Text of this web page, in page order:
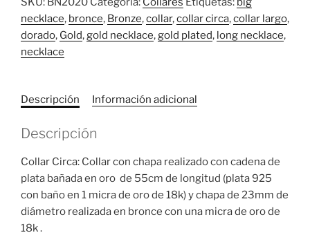
necklace, bronce, Bronze,collar,collar circa,collar largo,
dorado, Gold,gold necklace,gold plated, long necklace,
necklace
Descripción Información adicional
Descripción
Collar Circa: Collar con chapa realizado con cadena de
plata bañada en oro de 55cm de longitud (plata 925
con baño en 1 micra de oro de 18k) y chapa de 23mm de
diámetro realizada en bronce con una micra de oro de
18k .